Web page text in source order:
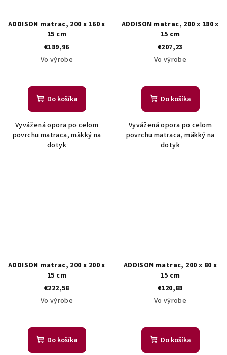
ADDISON matrac, 200 x 160 x
15 cm
€189,96
Vo výrobe
Do košíka
Vyvážená opora po celom
povrchu matraca, mäkký na
dotyk
ADDISON matrac, 200 x 180 x
15 cm
€207,23
Vo výrobe
Do košíka
Vyvážená opora po celom
povrchu matraca, mäkký na
dotyk
ADDISON matrac, 200 x 200 x
15 cm
€222,58
Vo výrobe
Do košíka
ADDISON matrac, 200 x 80 x
15 cm
€120,88
Vo výrobe
Do košíka